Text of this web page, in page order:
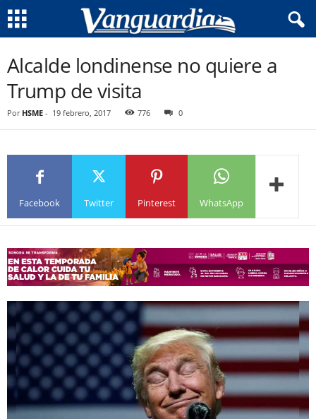
Alcalde londinense no quiere a
Trump de visita
Por HSME - 19 febrero, 2017 776 0
Facebook Twitter Pinterest WhatsApp